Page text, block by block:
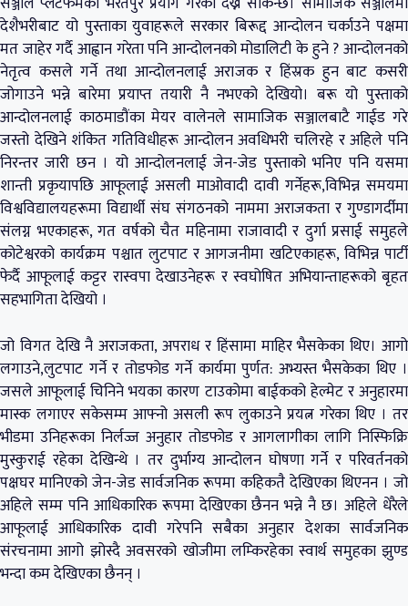
देशैभरीबाट यो पुस्ताका युवाहरूले सरकार बिरूद्द आन्दोलन चर्काउने पक्षमा
मत जाहेर गर्दै आह्वान गरेता पनि आन्दोलनको मोडालिटी के हुने ? आन्दोलनको
नेतृत्व कसले गर्ने तथा आन्दोलनलाई अराजक र हिंस्रक हुन बाट कसरी
जोगाउने भन्ने बारेमा प्रयाप्त तयारी नै नभएको देखियो। बरू यो पुस्ताको
आन्दोलनलाई काठमाडौंका मेयर वालेनले सामाजिक सञ्जालबाटै गाईड गरे
जस्तो देखिने शंकित गतिविधीहरू आन्दोलन अवधिभरी चलिरहे र अहिले पनि
निरन्तर जारी छन । यो आन्दोलनलाई जेन-जेड पुस्ताको भनिए पनि यसमा
शान्ती प्रकृयापछि आफूलाई असली माओवादी दावी गर्नेहरू,विभिन्न समयमा
विश्वविद्यालयहरूमा विद्यार्थी संघ संगठनको नाममा अराजकता र गुण्डागर्दीमा
संलग्न भएकाहरू, गत वर्षको चैत महिनामा राजावादी र दुर्गा प्रसाई समुहले
कोटेश्वरको कार्यक्रम पश्चात लुटपाट र आगजनीमा खटिएकाहरू, विभिन्न पार्टी
फेर्दै आफूलाई कट्टर रास्वपा देखाउनेहरू र स्वघोषित अभियान्ताहरूको बृहत
सहभागिता देखियो ।
जो विगत देखि नै अराजकता, अपराध र हिंसामा माहिर भैसकेका थिए। आगो
लगाउने,लुटपाट गर्ने र तोडफोड गर्ने कार्यमा पुर्णत: अभ्यस्त भैसकेका थिए ।
जसले आफूलाई चिनिने भयका कारण टाउकोमा बाईकको हेल्मेट र अनुहारमा
मास्क लगाएर सकेसम्म आफ्नो असली रूप लुकाउने प्रयत्न गरेका थिए । तर
भीडमा उनिहरूका निर्लज्ज अनुहार तोडफोड र आगलागीका लागि निस्फिक्रि
मुस्कुराई रहेका देखिन्थे । तर दुर्भाग्य आन्दोलन घोषणा गर्ने र परिवर्तनको
पक्षघर मानिएको जेन-जेड सार्वजनिक रूपमा कहिकतै देखिएका थिएनन । जो
अहिले सम्म पनि आधिकारिक रूपमा देखिएका छैनन भन्ने नै छ। अहिले धेरैले
आफूलाई आधिकारिक दावी गरेपनि सबैका अनुहार देशका सार्वजनिक
संरचनामा आगो झोस्दै अवसरको खोजीमा लम्किरहेका स्वार्थ समुहका झुण्ड
भन्दा कम देखिएका छैनन् ।